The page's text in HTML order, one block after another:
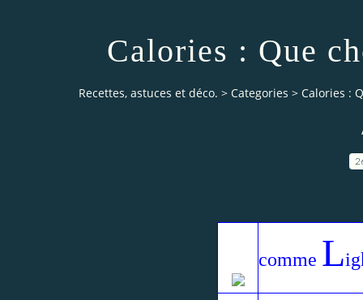
Calories : Que
Recettes, astuces et déco. > Categories > Calories :
comme L